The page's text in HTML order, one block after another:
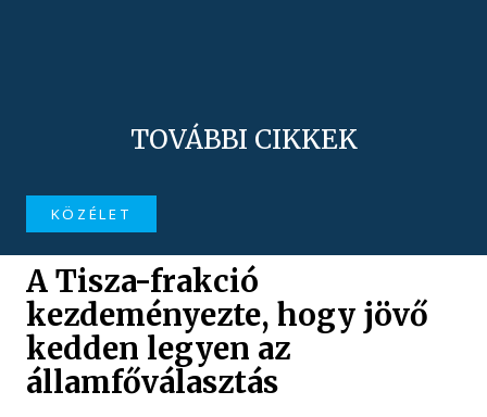
TOVÁBBI CIKKEK
KÖZÉLET
A Tisza-frakció
kezdeményezte, hogy jövő
kedden legyen az
államfőválasztás